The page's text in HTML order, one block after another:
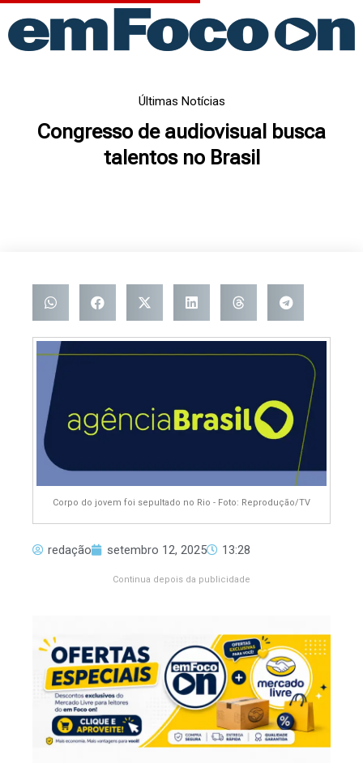
para
Últimas Notícias
Congresso de audiovisual busca
talentos no Brasil
Corpo do jovem foi sepultado no Rio - Foto: Reprodução/TV
redação setembro 12, 2025 13:28
Continua depois da publicidade